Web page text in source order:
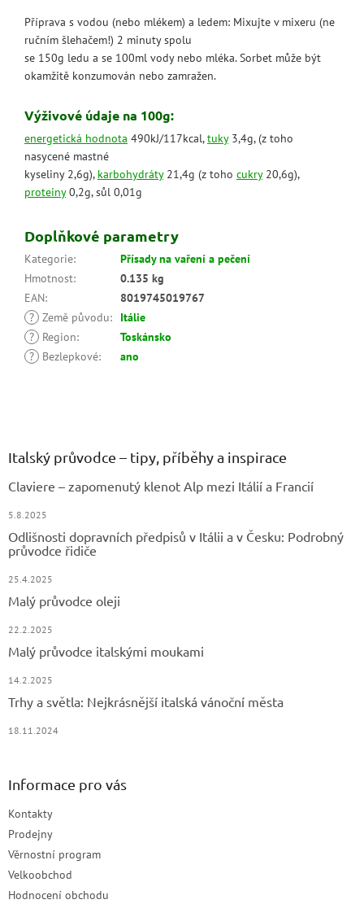
Příprava s vodou (nebo mlékem) a ledem: Mixujte v mixeru (ne
ručním šlehačem!) 2 minuty spolu
se 150g ledu a se 100ml vody nebo mléka. Sorbet může být
okamžitě konzumován nebo zamražen.
Výživové údaje na 100g:
energetická hodnota 490kJ/117kcal,tuky3,4g, (z toho
nasycené mastné
kyseliny 2,6g), karbohydráty21,4g (z toho cukry20,6g),
proteiny0,2g, sůl 0,01g
Doplňkové parametry
Kategorie:
Přísady na vaření a pečení
Hmotnost:
0.135 kg
EAN:
8019745019767
? Země původu:
Itálie
?
Region:
Toskánsko
?
Bezlepkové: ano
Italský průvodce – tipy, příběhy a inspirace
Claviere – zapomenutý klenot Alp mezi Itálií a Francií
5.8.2025
Odlišnosti dopravních předpisů v Itálii a v Česku: Podrobný
průvodce řidiče
25.4.2025
Malý průvodce oleji
22.2.2025
Malý průvodce italskými moukami
14.2.2025
Trhy a světla: Nejkrásnější italská vánoční města
18.11.2024
Informace pro vás
Kontakty
Prodejny
Věrnostní program
Velkoobchod
Hodnocení obchodu